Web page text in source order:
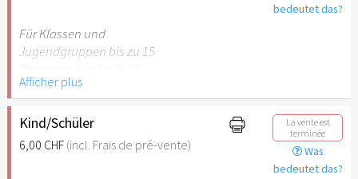
Jahren ist der Ostergarten
Stuttgart nicht
bedeutet das?
Für Klassen und
Jugendgruppen bis zu 15
Jahre) oder Schüler mit
Schülerausweis inklusive 1
erwachsene Begleitperson.
Hinweis: Für Kinder unter 6
Afficher plus
Kind/Schüler
6,00 CHF (incl. Frais de pré-vente)
La vente est
terminée
Was
bedeutet das?